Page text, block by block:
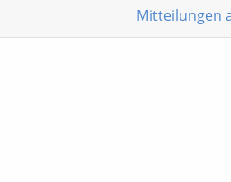
Mitteilungen